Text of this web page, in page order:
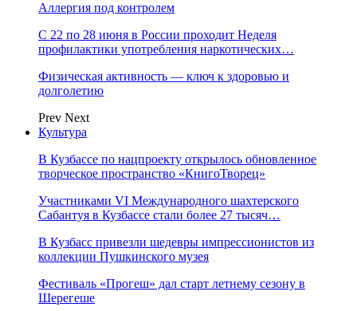
Аллергия под контролем
С 22 по 28 июня в России проходит Неделя
профилактики употребления наркотических…
Физическая активность — ключ к здоровью и
долголетию
Prev Next
Культура
В Кузбассе по нацпроекту открылось обновленное
творческое пространство «КнигоТворец»
Участниками VI Международного шахтерского
Сабантуя в Кузбассе стали более 27 тысяч…
В Кузбасс привезли шедевры импрессионистов из
коллекции Пушкинского музея
Фестиваль «Прогеш» дал старт летнему сезону в
Шерегеше